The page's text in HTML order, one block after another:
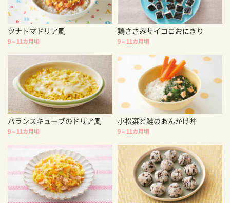
ツナトマドリア風
9～11カ月頃
鶏ささみサイコロおにぎり
9～11カ月頃
バランスキューブのドリア風
9～11カ月頃
小松菜と鮭のあんかけ丼
9～11カ月頃